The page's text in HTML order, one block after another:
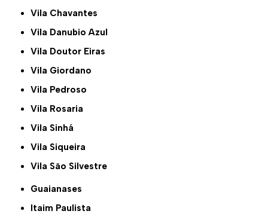
Vila Chavantes
Vila Danubio Azul
Vila Doutor Eiras
Vila Giordano
Vila Pedroso
Vila Rosaria
Vila Sinhá
Vila Siqueira
Vila São Silvestre
Guaianases
Itaim Paulista